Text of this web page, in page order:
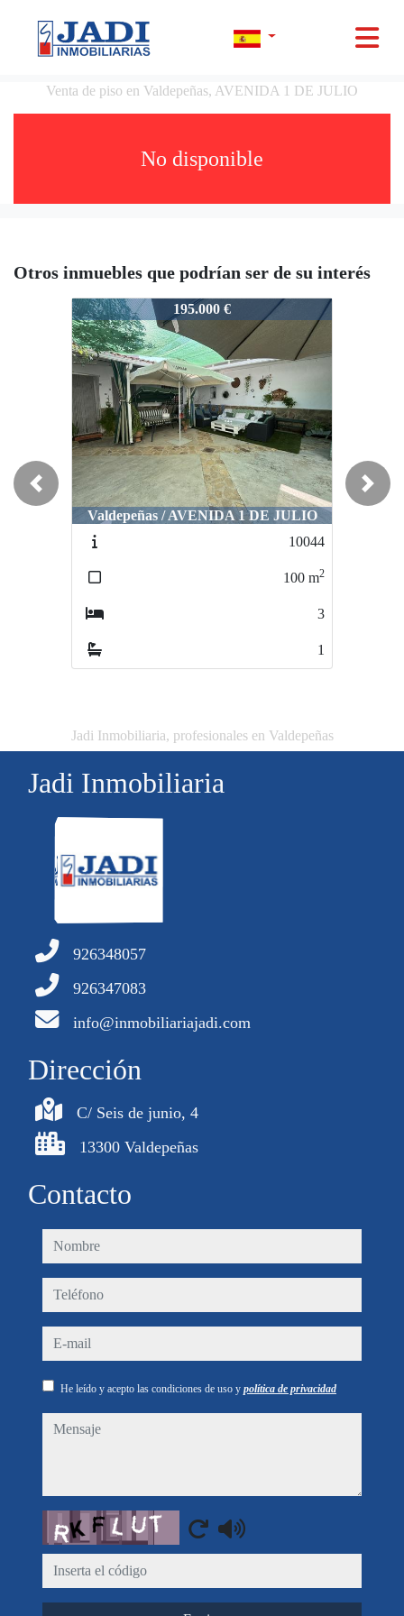
Venta de piso en Valdepeñas, AVENIDA 1 DE JULIO
No disponible
Otros inmuebles que podrían ser de su interés
12299
195.000 €
Valdepeñas / AVENIDA 1 DE JULIO
10044
100 m2
3
1
Previous Next
Jadi Inmobiliaria, profesionales en Valdepeñas
Jadi Inmobiliaria
926348057
926347083
info@inmobiliariajadi.com
Dirección
C/ Seis de junio, 4
13300 Valdepeñas
Contacto
nombre
teléfono
e-mail
He leído y acepto las condiciones de uso y política de privacidad
mensaje
Captcha